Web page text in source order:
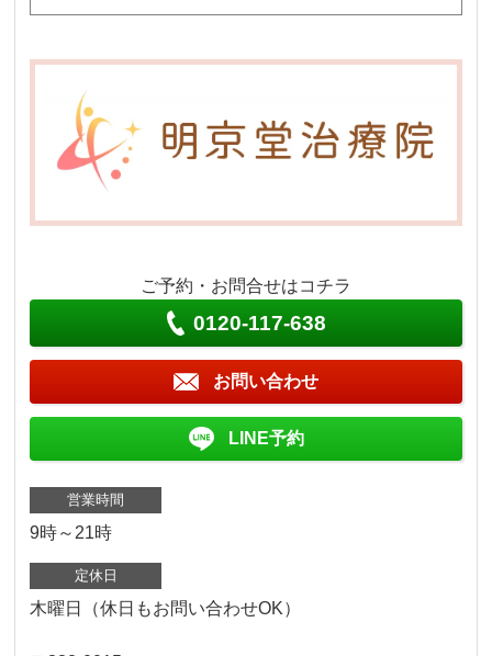
ご予約・お問合せはコチラ
0120-117-638
お問い合わせ
LINE予約
営業時間
9時～21時
定休日
木曜日（休日もお問い合わせOK）